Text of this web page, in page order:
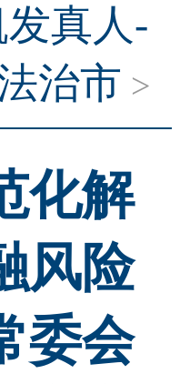
发真人-
治市 >
化解
风险
委会